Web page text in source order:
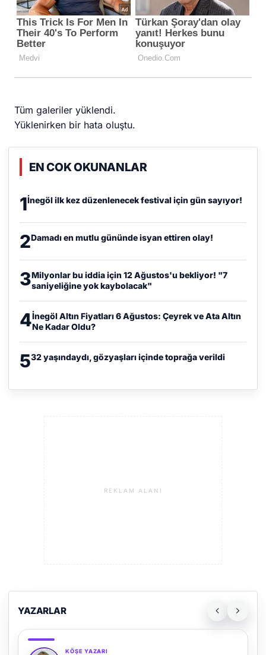
Tüm galeriler yüklendi.
Yüklenirken bir hata oluştu.
EN COK OKUNANLAR
1İnegöl ilk kez düzenlenecek festival için gün sayıyor!
2Damadı en mutlu gününde isyan ettiren olay!
3Milyonlar bu iddia için 12 Ağustos'u bekliyor! "7
saniyeliğine yok kaybolacak"
4İnegöl Altın Fiyatları 6 Ağustos: Çeyrek ve Ata Altın
Ne Kadar Oldu?
532 yaşındaydı, gözyaşları içinde toprağa verildi
REKLAM ALANI
YAZARLAR
KÖŞE YAZARI